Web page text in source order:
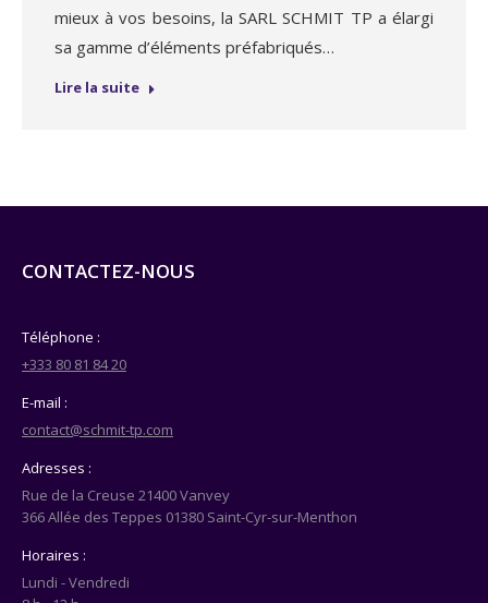
mieux à vos besoins, la SARL SCHMIT TP a élargi
sa gamme d’éléments préfabriqués…
Lire la suite
CONTACTEZ-NOUS
Téléphone :
+333 80 81 84 20
E-mail :
contact@schmit-tp.com
Adresses :
Rue de la Creuse 21400 Vanvey
366 Allée des Teppes 01380 Saint-Cyr-sur-Menthon
Horaires :
Lundi - Vendredi